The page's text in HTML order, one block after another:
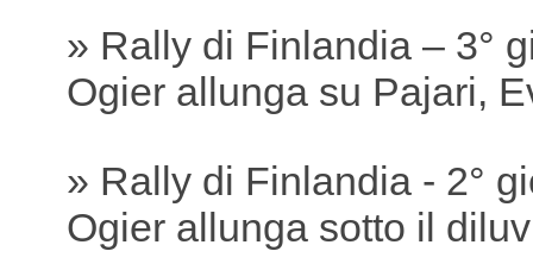
» Rally di Finlandia – 3°
Ogier allunga su Pajari,
» Rally di Finlandia - 2°
Ogier allunga sotto il